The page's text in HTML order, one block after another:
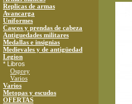
Replicas de armas
Avancarga
Uniformes
Cascos y prendas de cabeza
Antiguedades militares
Medallas e insignias
Medievales y de antigüedad
Legion
* Libros
Osprey
Varios
Varios
Metopas y escudos
OFERTAS